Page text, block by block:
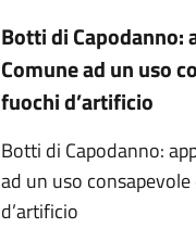
Botti di Capodanno:
Comune ad un uso
fuochi d’artificio
Botti di Capodanno:
ad un uso
d’artificio